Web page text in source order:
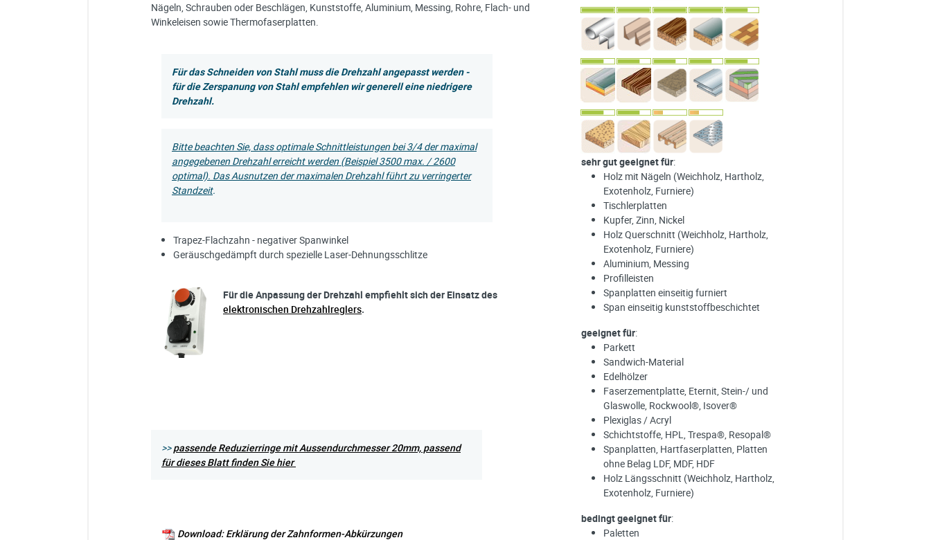
Nägeln, Schrauben oder Beschlägen, Kunststoffe, Aluminium, Messing, Rohre, Flach- und
Winkeleisen sowie Thermofaserplatten.
Für das Schneiden von Stahl muss die Drehzahl angepasst werden -
für die Zerspanung von Stahl empfehlen wir generell eine niedrigere
Drehzahl.
Bitte beachten Sie, dass optimale Schnittleistungen bei 3/4 der maximal
angegebenen Drehzahl erreicht werden (Beispiel 3500 max. / 2600
optimal). Das Ausnutzen der maximalen Drehzahl führt zu verringerter
Standzeit.
Trapez-Flachzahn - negativer Spanwinkel
Geräuschgedämpft durch spezielle Laser-Dehnungsschlitze
Für die Anpassung der Drehzahl empfiehlt sich der Einsatz des
elektronischen Drehzahlreglers.
>>passende Reduzierringe mit Aussendurchmesser 20mm, passend
für dieses Blatt finden Sie hier
Download: Erklärung der Zahnformen-Abkürzungen
sehr gut geeignet für:
Holz mit Nägeln (Weichholz, Hartholz,
Exotenholz, Furniere)
Tischlerplatten
Kupfer, Zinn, Nickel
Holz Querschnitt (Weichholz, Hartholz,
Exotenholz, Furniere)
Aluminium, Messing
Profilleisten
Spanplatten einseitig furniert
Span einseitig kunststoffbeschichtet
geeignet für:
Parkett
Sandwich-Material
Edelhölzer
Faserzementplatte, Eternit, Stein-/ und
Glaswolle, Rockwool®, Isover®
Plexiglas / Acryl
Schichtstoffe, HPL, Trespa®, Resopal®
Spanplatten, Hartfaserplatten, Platten
ohne Belag LDF, MDF, HDF
Holz Längsschnitt (Weichholz, Hartholz,
Exotenholz, Furniere)
bedingt geeignet für:
Paletten